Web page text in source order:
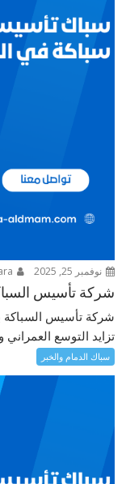
نوفمبر 25, 2025
شركة تأسيس السباكة
شركة تأسيس السباكة
تزايد التوسع العمراني
سباك الدمام والخبر